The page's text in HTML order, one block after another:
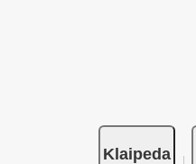
Klaipeda